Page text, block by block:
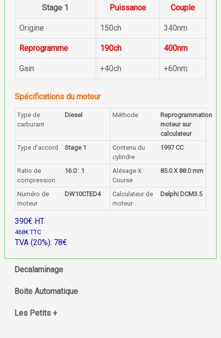
Stage 1
Puissance Couple
Origine 150ch 340nm
Reprogramme 190ch 400nm
Gain +40ch +60nm
Spécifications du moteur
Type de
carburant
Diesel Méthode
Reprogrammation
moteur sur
calculateur
Type d'accord
Stage 1
Contenu du
cylindre
1997 CC
Ratio de
compression
16.0 : 1
Alésage X
Course
85.0 X 88.0 mm
Numéro de
moteur
DW10CTED4
Calculateur de
moteur
Delphi DCM3.5
390€ HT
468€ TTC
TVA (20%): 78€
Decalaminage
Boite Automatique
Les Petits +